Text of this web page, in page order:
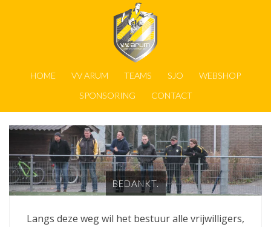
HOME VV ARUM TEAMS SJO
WEBSHOP
SPONSORING
CONTACT
BEDANKT.
Langs deze weg wil het bestuur alle vrijwilligers,